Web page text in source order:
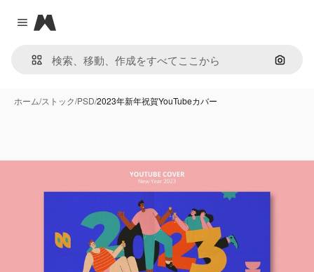
Close menu
Magnific
画像で
ホーム/ストック/PSD/2023年新年祝賀YouTubeカバー